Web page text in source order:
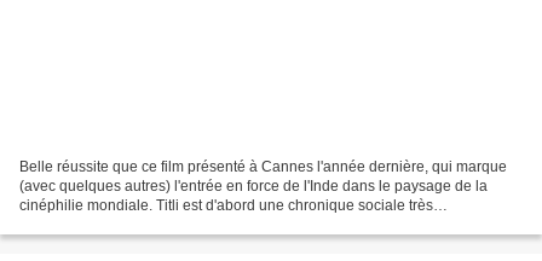
Belle réussite que ce film présenté à Cannes l'année dernière, qui marque
(avec quelques autres) l'entrée en force de l'Inde dans le paysage de la
cinéphilie mondiale. Titli est d'abord une chronique sociale très